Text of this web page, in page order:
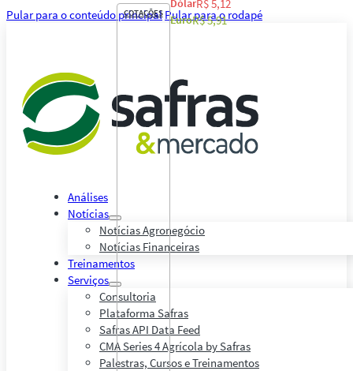
Pular para o conteúdo principal Pular para o rodapé
Análises
Notícias
Notícias Agronegócio
Notícias Financeiras
Treinamentos
Serviços
Consultoria
Plataforma Safras
Safras API Data Feed
CMA Series 4 Agrícola by Safras
Palestras, Cursos e Treinamentos
COTAÇÕES
DólarR$ 5,12
EuroR$ 5,91